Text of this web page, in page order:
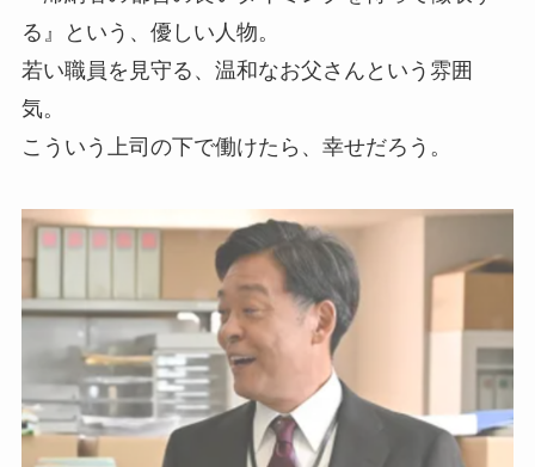
る』という、優しい人物。
若い職員を見守る、温和なお父さんという雰囲
気。
こういう上司の下で働けたら、幸せだろう。